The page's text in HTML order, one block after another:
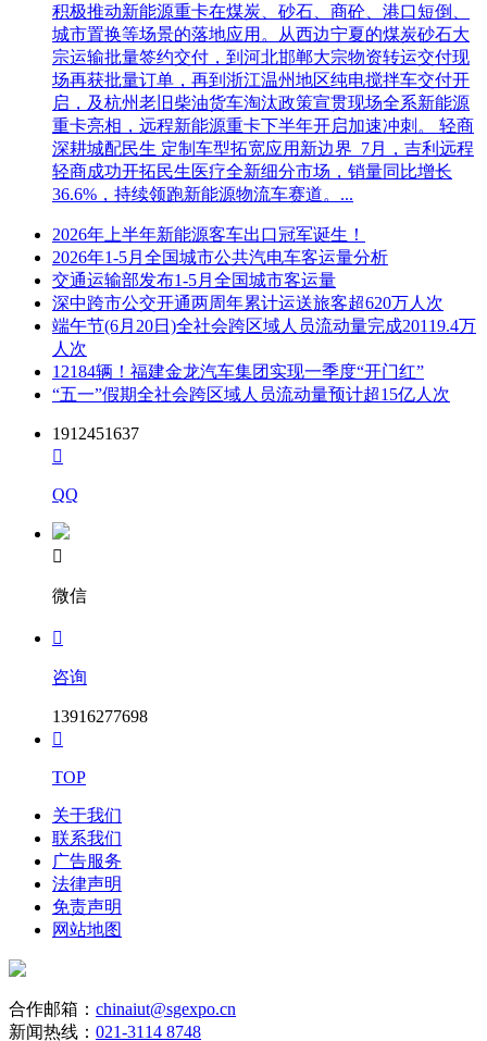
积极推动新能源重卡在煤炭、砂石、商砼、港口短倒、
城市置换等场景的落地应用。从西边宁夏的煤炭砂石大
宗运输批量签约交付，到河北邯郸大宗物资转运交付现
场再获批量订单，再到浙江温州地区纯电搅拌车交付开
启，及杭州老旧柴油货车淘汰政策宣贯现场全系新能源
重卡亮相，远程新能源重卡下半年开启加速冲刺。 轻商
深耕城配民生 定制车型拓宽应用新边界 7月，吉利远程
轻商成功开拓民生医疗全新细分市场，销量同比增长
36.6%，持续领跑新能源物流车赛道。...
2026年上半年新能源客车出口冠军诞生！
2026年1-5月全国城市公共汽电车客运量分析
交通运输部发布1-5月全国城市客运量
深中跨市公交开通两周年累计运送旅客超620万人次
端午节(6月20日)全社会跨区域人员流动量完成20119.4万
人次
12184辆！福建金龙汽车集团实现一季度“开门红”
“五一”假期全社会跨区域人员流动量预计超15亿人次
1912451637

QQ

微信

咨询
13916277698

TOP
关于我们
联系我们
广告服务
法律声明
免责声明
网站地图
合作邮箱： chinaiut@sgexpo.cn
新闻热线： 021-3114 8748